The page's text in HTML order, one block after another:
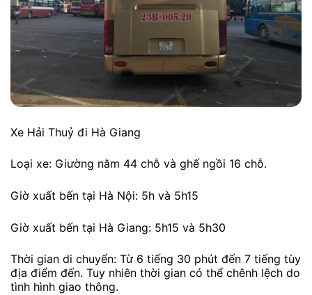
Xe Hải Thuỷ đi Hà Giang
Loại xe: Giường nằm 44 chỗ và ghế ngồi 16 chỗ.
Giờ xuất bến tại Hà Nội: 5h và 5h15
Giờ xuất bến tại Hà Giang: 5h15 và 5h30
Thời gian di chuyển: Từ 6 tiếng 30 phút đến 7 tiếng tùy
địa điểm đến. Tuy nhiên thời gian có thể chênh lệch do
tình hình giao thông.